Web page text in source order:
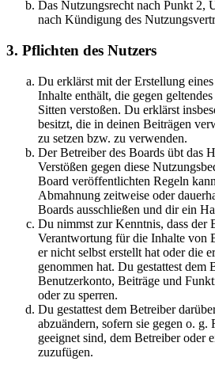
Das Nutzungsrecht nach Punkt 2,
nach Kündigung des
3. Pflichten des Nutzers
Du erklärst mit der Erstellung
Inhalte enthält, die gegen
Sitten verstoßen. Du erklärst
besitzt, die in deinen Beiträgen
zu setzen bzw. zu verwenden.
Der Betreiber des Boards übt das
Verstößen gegen diese
Board veröffentlichten Regeln
Abmahnung zeitweise oder
Boards ausschließen und dir ein
Du nimmst zur Kenntnis, dass der
Verantwortung für die Inhalte von
er nicht selbst erstellt hat oder die
genommen hat. Du gestattest dem
Benutzerkonto, Beiträge und
oder zu sperren.
Du gestattest dem Betreiber
abzuändern, sofern sie gegen o. g.
geeignet sind, dem Betreiber oder
zuzufügen.